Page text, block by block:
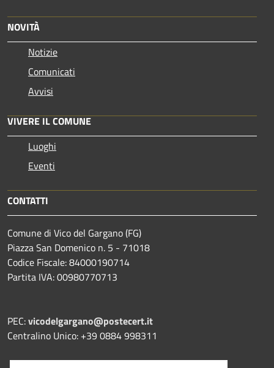
NOVITÀ
Notizie
Comunicati
Avvisi
VIVERE IL COMUNE
Luoghi
Eventi
CONTATTI
Comune di Vico del Gargano (FG)
Piazza San Domenico n. 5 - 71018
Codice Fiscale: 84000190714
Partita IVA: 00980770713
PEC:vicodelgargano@postecert.it
Centralino Unico: +39 0884 998311